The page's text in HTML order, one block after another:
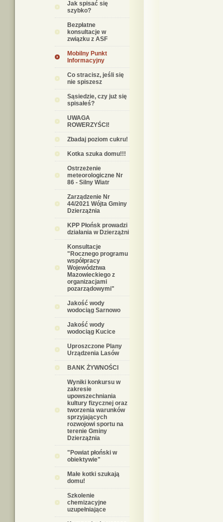
Jak spisać się
szybko?
Bezpłatne
konsultacje w
związku z ASF
Mobilny Punkt
Informacyjny
Co stracisz, jeśli się
nie spiszesz
Sąsiedzie, czy już się
spisałeś?
UWAGA
ROWERZYŚCI!
Zbadaj poziom cukru!
Kotka szuka domu!!!
Ostrzeżenie
meteorologiczne Nr
86 - Silny Wiatr
Zarządzenie Nr
44/2021 Wójta Gminy
Dzierzążnia
KPP Płońsk prowadzi
działania w Dzierzążni
Konsultacje
"Rocznego programu
współpracy
Województwa
Mazowieckiego z
organizacjami
pozarządowymi"
Jakość wody
wodociąg Sarnowo
Jakość wody
wodociąg Kucice
Uproszczone Plany
Urządzenia Lasów
BANK ŻYWNOŚCI
Wyniki konkursu w
zakresie
upowszechniania
kultury fizycznej oraz
tworzenia warunków
sprzyjających
rozwojowi sportu na
terenie Gminy
Dzierzążnia
"Powiat płoński w
obiektywie"
Małe kotki szukają
domu!
Szkolenie
chemizacyjne
uzupełniające